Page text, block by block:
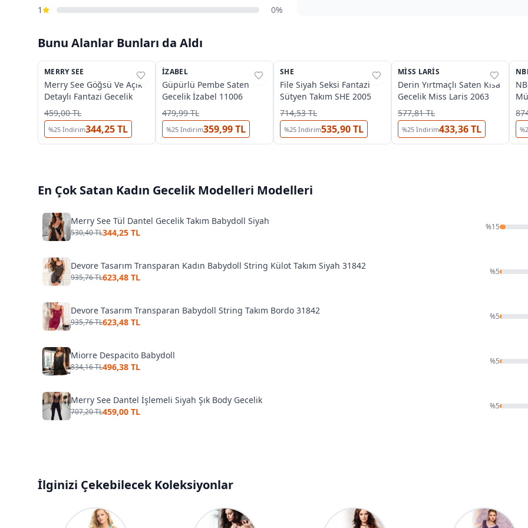
1
0%
Bunu Alanlar Bunları da Aldı
%35
MERRY SEE
Merry See Göğsü Ve Açık
Detaylı Fantazi Gecelik
459,00 TL
%25 İndirim344,25 TL
%63
İZABEL
Güpürlü Pembe Saten
Gecelik İzabel 11006
479,99 TL
%25 İndirim359,99 TL
%25
SHE
File Siyah Seksi Fantazi
Sütyen Takım SHE 2005
714,53 TL
%25 İndirim535,90 TL
%33
MISS LARIS
Derin Yırtmaçlı Saten Kısa
Gecelik Miss Laris 2063
577,81 TL
%25 İndirim433,36 TL
%
%
En Çok Satan Kadın Gecelik Modelleri Modelleri
Merry See Tül Dantel Gecelik Takım Babydoll Siyah
530,40 TL344,25 TL
%15
Devore Tasarım Transparan Kadın Babydoll String Külot Takım Siyah 31842
935,76 TL623,48 TL
%5
Devore Tasarım Transparan Babydoll String Takım Bordo 31842
935,76 TL623,48 TL
%5
Miorre Despacito Babydoll
834,16 TL496,38 TL
%5
Merry See Dantel İşlemeli Siyah Şık Body Gecelik
707,20 TL459,00 TL
%5
İlginizi Çekebilecek Koleksiyonlar